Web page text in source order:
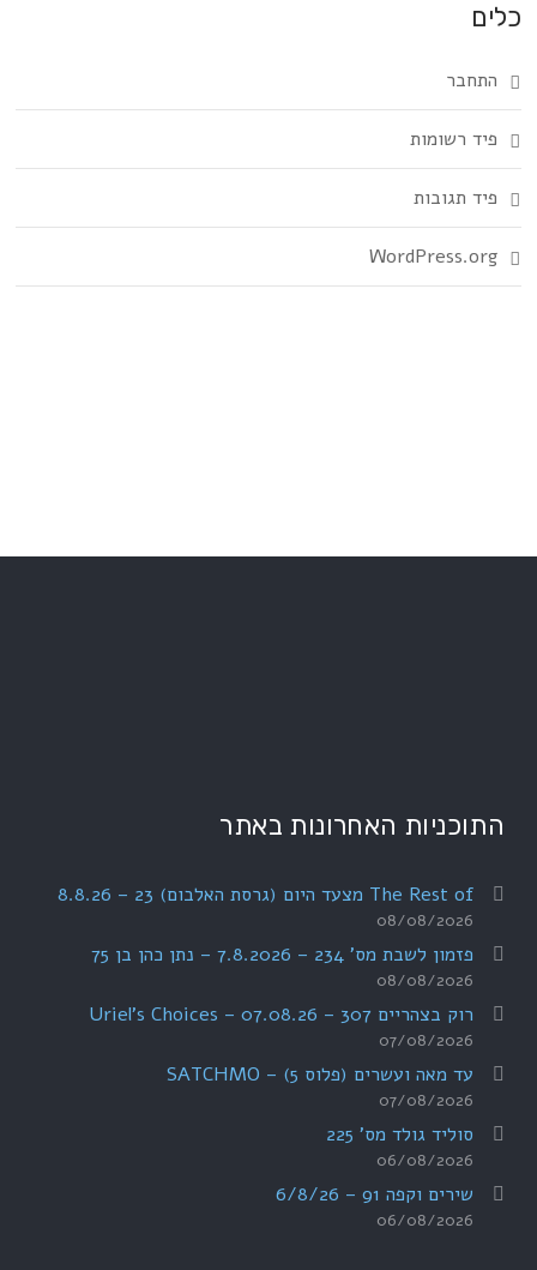
כלים
התחבר
פיד רשומות
פיד תגובות
WordPress.org
התוכניות האחרונות באתר
The Rest of מצעד היום (גרסת האלבום) 23 – 8.8.26
08/08/2026
פזמון לשבת מס' 234 – 7.8.2026 – נתן כהן בן 75
08/08/2026
רוק בצהריים 307 – 07.08.26 – Uriel's Choices
07/08/2026
עד מאה ועשרים (פלוס 5) – SATCHMO
07/08/2026
סוליד גולד מס' 225
06/08/2026
שירים וקפה 91 – 6/8/26
06/08/2026